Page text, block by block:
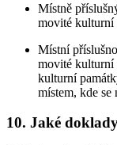
Místně
movité kulturní
Místní
movité kulturní
kulturní
místem, kde se
10. Jaké